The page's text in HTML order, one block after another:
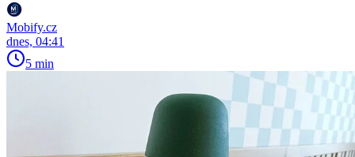
Mobify.cz
dnes, 04:41
5 min